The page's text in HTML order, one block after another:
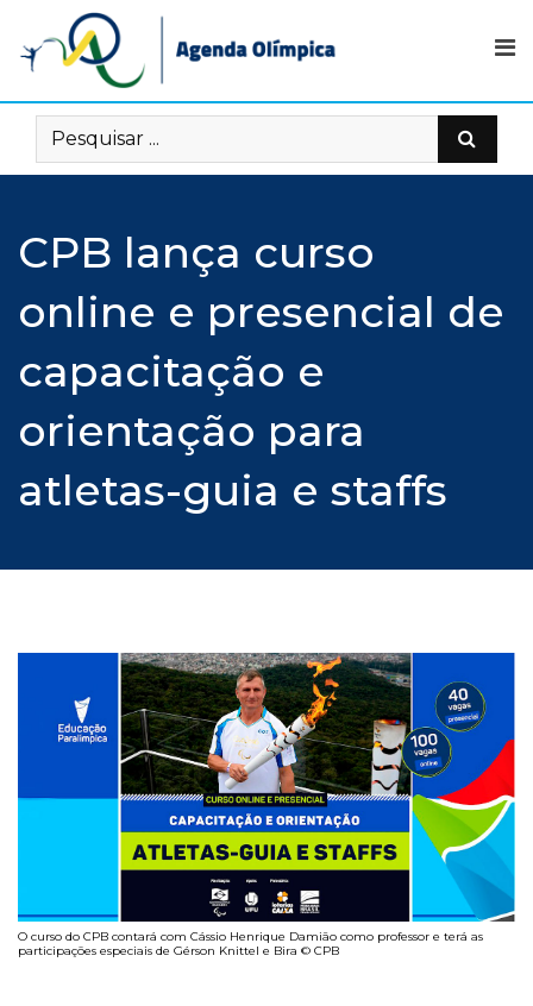
content
CPB lança curso
online e presencial de
capacitação e
orientação para
atletas-guia e staffs
O curso do CPB contará com Cássio Henrique Damião como professor e terá as
participações especiais de Gérson Knittel e Bira © CPB